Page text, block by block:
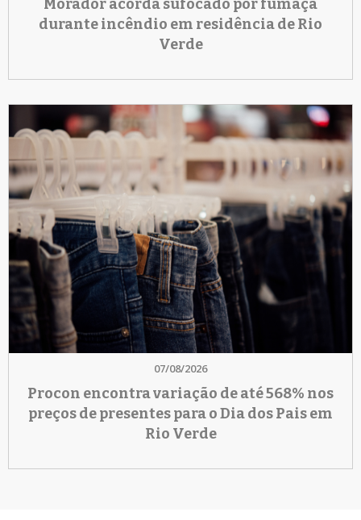
Morador acorda sufocado por fumaça
durante incêndio em residência de Rio
Verde
07/08/2026
Procon encontra variação de até 568% nos
preços de presentes para o Dia dos Pais em
Rio Verde